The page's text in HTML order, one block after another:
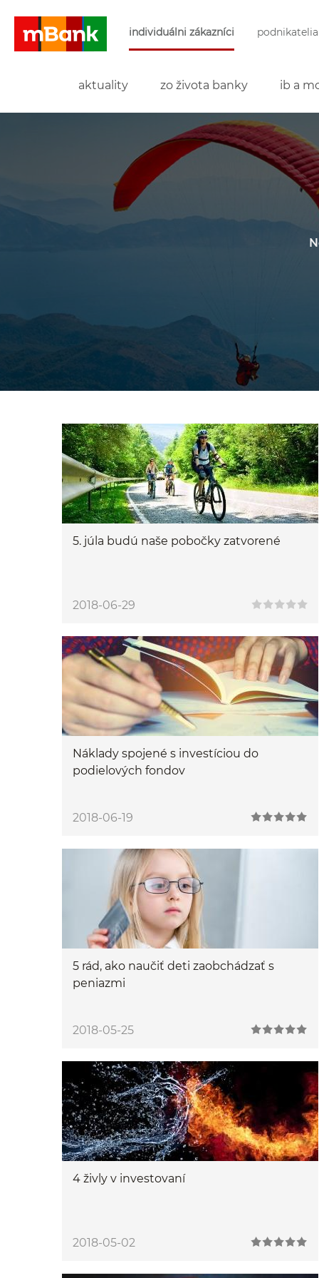
individuálni zákazníci podnikatelia
aktuality zo života banky ib a
5. júla budú naše pobočky zatvorené
2018-06-29
Náklady spojené s investíciou do
podielových fondov
2018-06-19
5 rád, ako naučiť deti zaobchádzať s
peniazmi
2018-05-25
4 živly v investovaní
2018-05-02